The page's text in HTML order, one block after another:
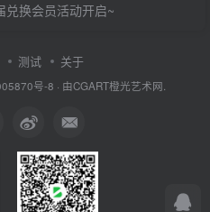
兑换会员活动开启~
测试 关于
号-8 · 由CGART橙光艺术网.